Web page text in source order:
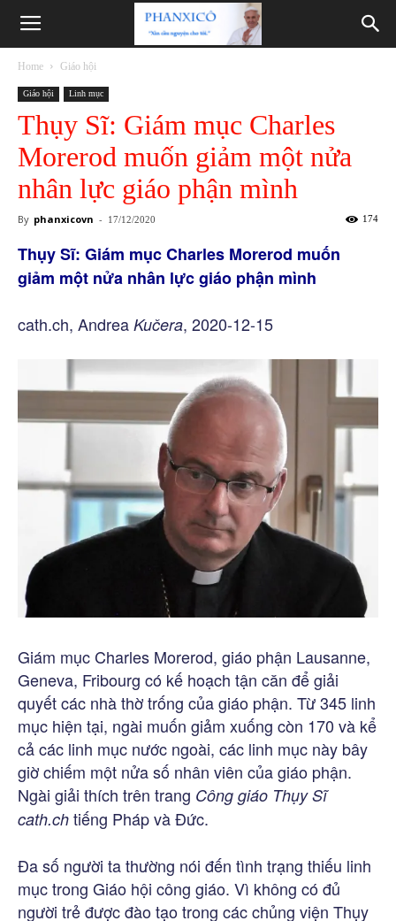
Phanxicô
Home Giáo hội
Giáo hội Linh mục
Thụy Sĩ: Giám mục Charles
Morerod muốn giảm một nửa
nhân lực giáo phận mình
By phanxicovn - 17/12/2020 174
Thụy Sĩ: Giám mục Charles Morerod muốn
giảm một nửa nhân lực giáo phận mình
cath.ch, Andrea Kučera, 2020-12-15
Giám mục Charles Morerod, giáo phận Lausanne,
Geneva, Fribourg có kế hoạch tận căn để giải
quyết các nhà thờ trống của giáo phận. Từ 345 linh
mục hiện tại, ngài muốn giảm xuống còn 170 và kể
cả các linh mục nước ngoài, các linh mục này bây
giờ chiếm một nửa số nhân viên của giáo phận.
Ngài giải thích trên trang Công giáo Thụy Sĩ
cath.ch tiếng Pháp và Đức.
Đa số người ta thường nói đến tình trạng thiếu linh
mục trong Giáo hội công giáo. Vì không có đủ
người trẻ được đào tạo trong các chủng viện Thụy